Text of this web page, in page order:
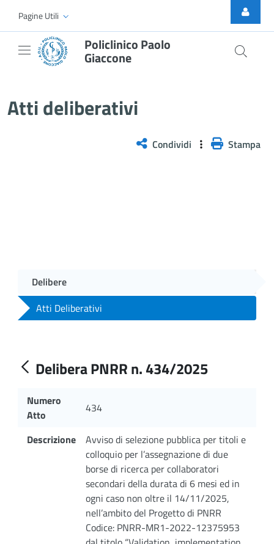
Skip to Main Content
Pagine Utili
Policlinico Paolo
Giaccone
Atti deliberativi
Condividi Stampa
Delibere
Atti Deliberativi
Delibera PNRR n. 434/2025
Numero
Atto
434
Descrizione
Avviso di selezione pubblica per titoli e
colloquio per l’assegnazione di due
borse di ricerca per collaboratori
secondari della durata di 6 mesi ed in
ogni caso non oltre il 14/11/2025,
nell’ambito del Progetto di PNRR
Codice: PNRR-MR1-2022-12375953